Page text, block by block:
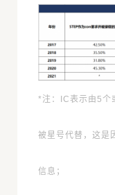
*注：IC表示由5个
被星号代替，这是
信息；